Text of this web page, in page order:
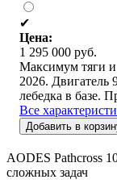
✔
Цена:
1 295 000 руб.
Максимум тяги и
2026. Двигатель
лебедка в базе.
Все
Добавить в
AODES Pathcross
сложных задач